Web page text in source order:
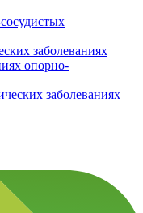
заболеваниях
опорно-
заболеваниях